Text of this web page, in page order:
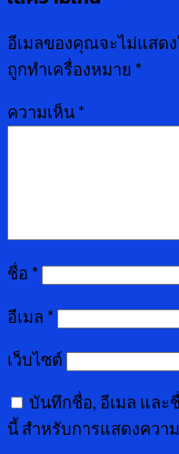
อีเมลของคุณจะไม่แสด
ถูกทำเครื่องหมาย *
ความเห็น *
ชื่อ *
อีเมล *
เว็บไซต์
บันทึกชื่อ, อีเมล และ
นี้ สำหรับการแสดงควา